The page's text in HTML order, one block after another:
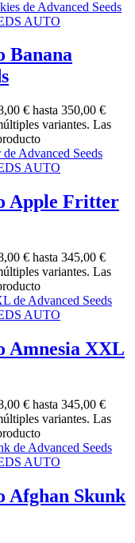
AUTO
Banana
€ hasta 350,00 €
variantes. Las
AUTO
Apple Fritter
€ hasta 345,00 €
variantes. Las
AUTO
Amnesia XXL
€ hasta 345,00 €
variantes. Las
AUTO
Afghan Skunk